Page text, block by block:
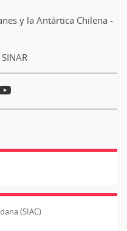
y la Antártica Chilena -
(SIAC)